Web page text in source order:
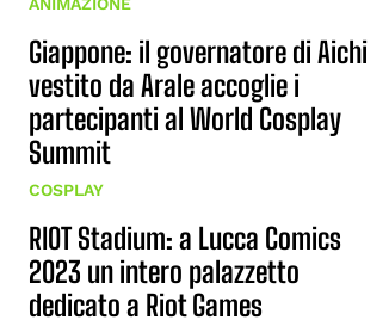
Giappone: il governatore di Aichi
vestito da Arale accoglie i
partecipanti al World Cosplay
Summit
COSPLAY
RIOT Stadium: a Lucca Comics
2023 un intero palazzetto
dedicato a Riot Games